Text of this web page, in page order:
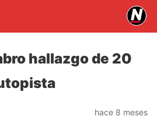
hallazgo de 20
hace 8 meses